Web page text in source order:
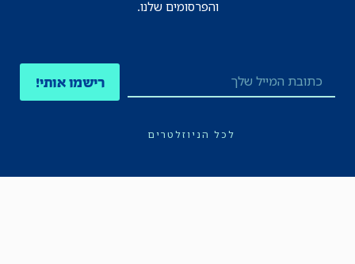
והפרסומים שלנו.
רישמו אותי!
לכל הניוזלטרים